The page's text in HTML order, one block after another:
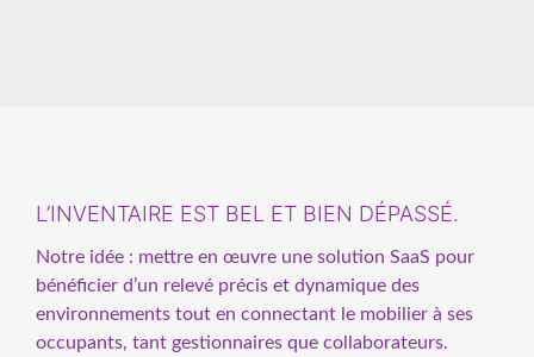
L’INVENTAIRE EST BEL ET BIEN DÉPASSÉ.
Notre idée : mettre en œuvre une solution SaaS pour
bénéficier d’un relevé précis et dynamique des
environnements tout en connectant le mobilier à ses
occupants, tant gestionnaires que collaborateurs.